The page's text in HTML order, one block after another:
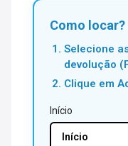
Como locar?
Selecione
devolução
Clique em
Início